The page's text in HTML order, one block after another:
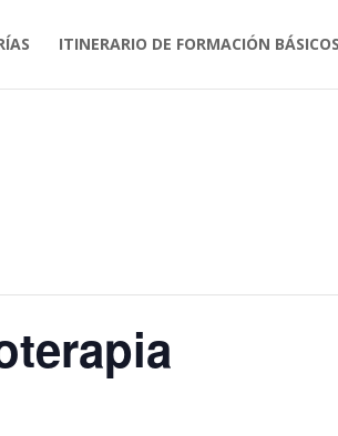
ITINERARIO DE FORMACIÓN BÁSICOS